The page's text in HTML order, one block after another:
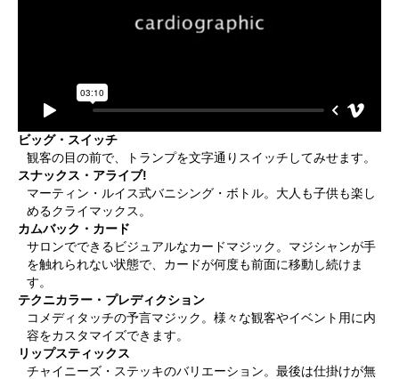
ビッグ・スイッチ
観客の目の前で、トランプを文字通りスイッチしてみせます。
スナックス・アライブ!
マーティン・ルイス式バニシング・ボトル。大人も子供も楽し
めるクライマックス。
カムバック・カード
サロンでできるビジュアルなカードマジック。マジシャンが手
を触れられない状態で、カードが何度も前面に移動し続けま
す。
テクニカラー・プレディクション
コメディタッチの予言マジック。様々な観客やイベント用に内
容をカスタマイズできます。
リップスティックス
チャイニーズ・ステッキのバリエーション。最後は仕掛けが無